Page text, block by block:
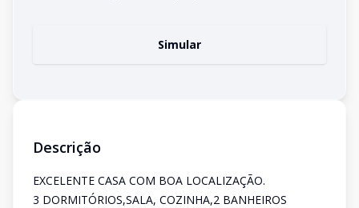
Simular
Descrição
EXCELENTE CASA COM BOA LOCALIZAÇÃO.
3 DORMITÓRIOS,SALA, COZINHA,2 BANHEIROS